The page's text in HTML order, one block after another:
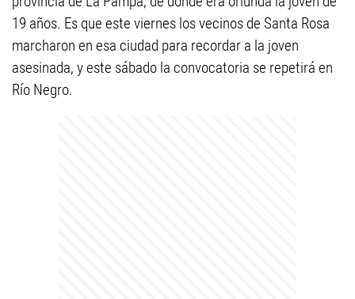
19 años. Es que este viernes los vecinos de Santa Rosa
marcharon en esa ciudad para recordar a la joven
asesinada, y este sábado la convocatoria se repetirá en
Río Negro.